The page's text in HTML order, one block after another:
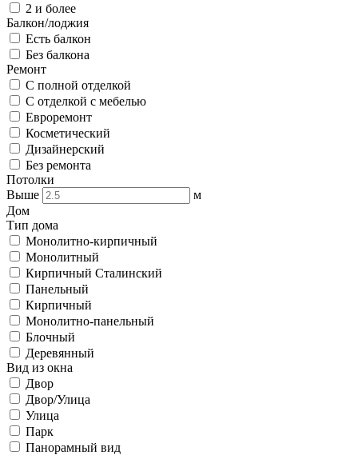
2 и более
Балкон/лоджия
Есть балкон
Без балкона
Ремонт
С полной отделкой
С отделкой с мебелью
Евроремонт
Косметический
Дизайнерский
Без ремонта
Потолки
Выше
м
Дом
Тип дома
Монолитно-кирпичный
Монолитный
Кирпичный Сталинский
Панельный
Кирпичный
Монолитно-панельный
Блочный
Деревянный
Вид из окна
Двор
Двор/Улица
Улица
Парк
Панорамный вид